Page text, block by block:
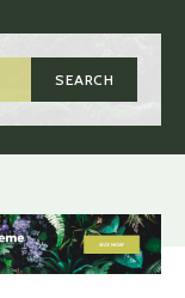
SEARCH